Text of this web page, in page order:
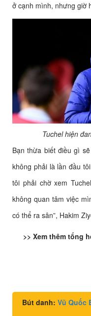
ở cạnh mình, nhưng giờ
Tuchel hiện
Bạn thừa biết điều gì
không phải là lần đầu
tôi phải chờ xem
không quan tâm việc
có thể ra sân”, Hakim
>> Xem thêm tổng
Bút danh: Vũ Quốc